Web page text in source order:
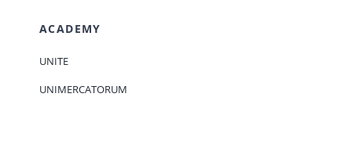
ACADEMY
UNITE
UNIMERCATORUM